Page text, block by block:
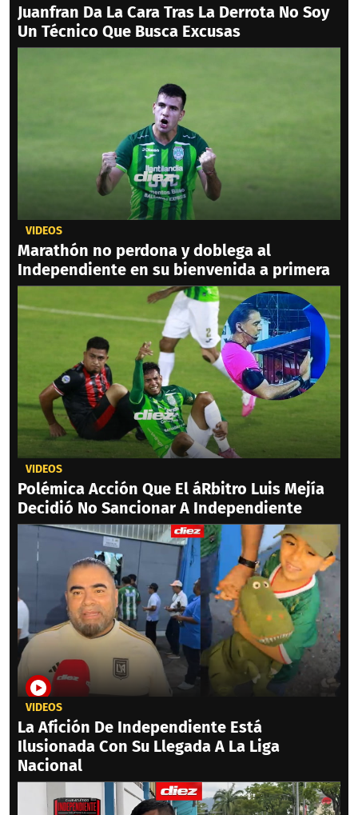
Juanfran Da La Cara Tras La Derrota No Soy
Un Técnico Que Busca Excusas
VIDEOS
Marathón no perdona y doblega al
Independiente en su bienvenida a primera
VIDEOS
Polémica Acción Que El áRbitro Luis Mejía
Decidió No Sancionar A Independiente
VIDEOS
La Afición De Independiente Está
Ilusionada Con Su Llegada A La Liga
Nacional